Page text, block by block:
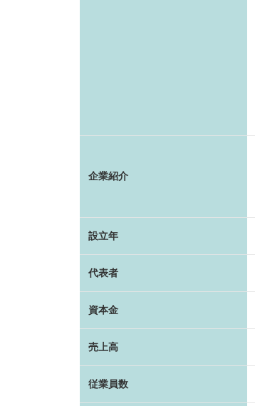
企業紹介
設立年
代表者
資本金
売上高
従業員数